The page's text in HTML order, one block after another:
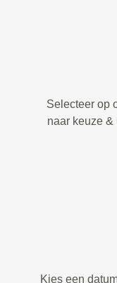
Selecteer op
naar keuze
Kies een